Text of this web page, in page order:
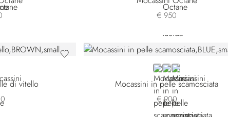
€ 950
di vitello
BLUEBEIGE SDPVN-M074
GREEN
Mocassini in pelle scamosciata
€ 900